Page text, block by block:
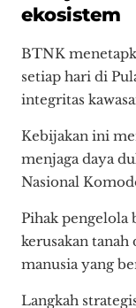
ekosistem
BTNK
setiap hari di
integritas
Kebijakan ini
menjaga daya
Nasional
Pihak pengelola
kerusakan tanah
manusia yang
Langkah